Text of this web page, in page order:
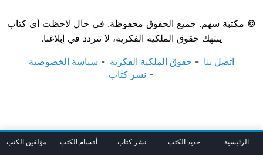
© مكتبة سهم. جميع الحقوق محفوظة. في حال لاحظت أي كتاب
ينتهك حقوق الملكية الفكرية، لا تتردد في إبلاغنا.
اتصل بنا حقوق الملكية الفكرية
سياسة الخصوصية
نشر كتاب
الرئيسية جديد الكتب نشر كتاب أقسام الكتب مؤلفين الكتب